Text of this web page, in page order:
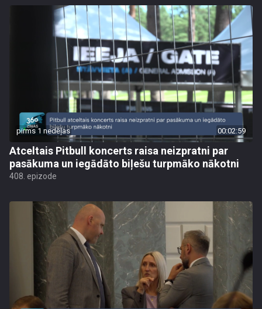
pirms 1 nedēļas 00:02:59
Atceltais Pitbull koncerts raisa neizpratni par
pasākuma un iegādāto biļešu turpmāko nākotni
408. epizode